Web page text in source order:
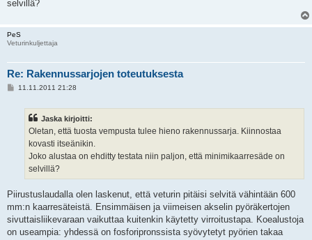
selvillä?
PeS
Veturinkuljettaja
Re: Rakennussarjojen toteutuksesta
V11.11.2011 21:28
Jaska kirjoitti:
Oletan, että tuosta vempusta tulee hieno rakennussarja. Kiinnostaa
kovasti itseänikin.
Joko alustaa on ehditty testata niin paljon, että minimikaarresäde on
selvillä?
Piirustuslaudalla olen laskenut, että veturin pitäisi selvitä vähintään 600
mm:n kaarresäteistä. Ensimmäisen ja viimeisen akselin pyöräkertojen
sivuttaisliikevaraan vaikuttaa kuitenkin käytetty virroitustapa. Koealustoja
on useampia: yhdessä on fosforipronssista syövytetyt pyörien takaa